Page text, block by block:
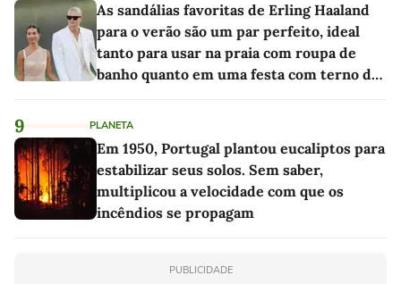
As sandálias favoritas de Erling Haaland
para o verão são um par perfeito, ideal
tanto para usar na praia com roupa de
banho quanto em uma festa com terno de
9 PLANETA
Em 1950, Portugal plantou eucaliptos para
estabilizar seus solos. Sem saber,
multiplicou a velocidade com que os
incêndios se propagam
PUBLICIDADE